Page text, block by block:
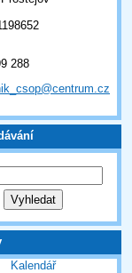
288
Kalendář